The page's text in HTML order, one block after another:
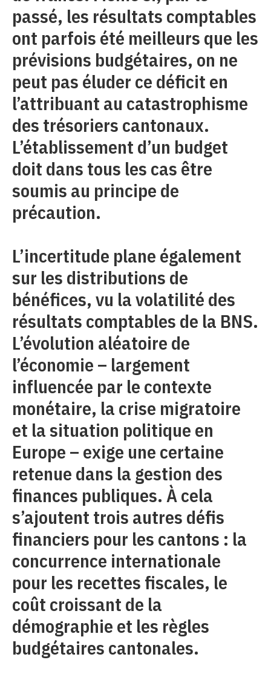
passé, les résultats comptables
ont parfois été meilleurs que les
prévisions budgétaires, on ne
peut pas éluder ce déficit en
l’attribuant au catastrophisme
des trésoriers cantonaux.
L’établissement d’un budget
doit dans tous les cas être
soumis au principe de
précaution.
L’incertitude plane également
sur les distributions de
bénéfices, vu la volatilité des
résultats comptables de la BNS.
L’évolution aléatoire de
l’économie – largement
influencée par le contexte
monétaire, la crise migratoire
et la situation politique en
Europe – exige une certaine
retenue dans la gestion des
finances publiques. À cela
s’ajoutent trois autres défis
financiers pour les cantons : la
concurrence internationale
pour les recettes fiscales, le
coût croissant de la
démographie et les règles
budgétaires cantonales.